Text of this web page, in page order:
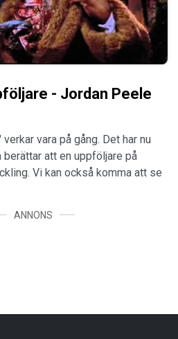
- Jordan Peele
vara på gång. Det har nu
att en uppföljare på
Vi kan också komma att se
ANNONS